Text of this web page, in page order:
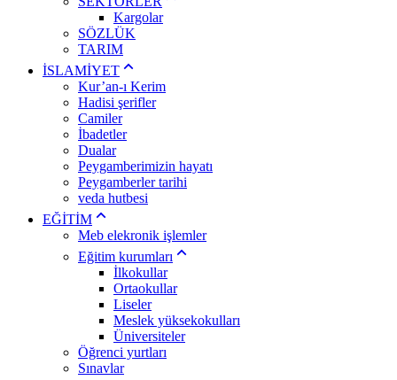
Kargolar
SÖZLÜK
TARIM
İSLAMİYET
Kur’an-ı Kerim
Hadisi şerifler
Camiler
İbadetler
Dualar
Peygamberimizin hayatı
Peygamberler tarihi
veda hutbesi
EĞİTİM
Meb elekronik işlemler
Eğitim kurumları
İlkokullar
Ortaokullar
Liseler
Meslek yüksekokulları
Üniversiteler
Öğrenci yurtları
Sınavlar